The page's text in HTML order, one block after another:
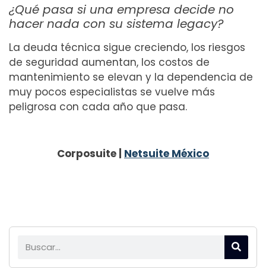
¿Qué pasa si una empresa decide no
hacer nada con su sistema legacy?
La deuda técnica sigue creciendo, los riesgos
de seguridad aumentan, los costos de
mantenimiento se elevan y la dependencia de
muy pocos especialistas se vuelve más
peligrosa con cada año que pasa.
Corposuite | Netsuite México